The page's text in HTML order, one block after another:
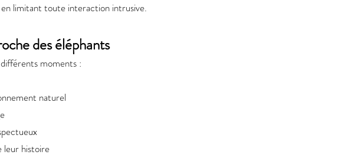
en limitant toute interaction intrusive.
des éléphants
moments :
naturel
leur histoire